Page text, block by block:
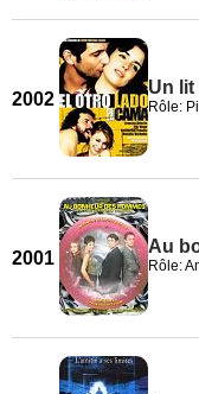
2002
Un
Rôle:
2001
Au
Rôle: